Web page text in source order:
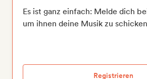
Es ist ganz einfach: Melde dich
um ihnen deine Musik zu
Registrieren